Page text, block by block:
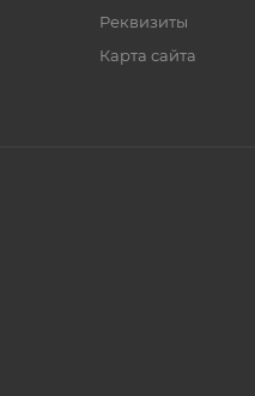
Реквизиты
Карта сайта